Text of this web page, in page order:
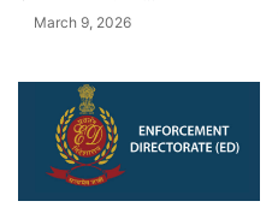
March 9, 2026